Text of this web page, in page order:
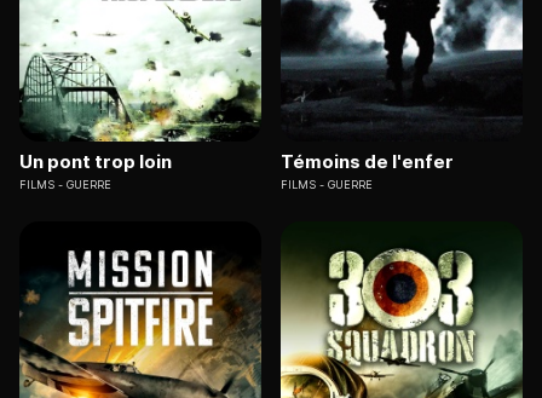
Un pont trop loin
FILMS GUERRE
Témoins de l'enfer
FILMS GUERRE